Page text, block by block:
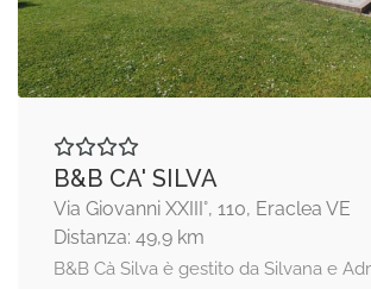
B&B CA' SILVA
Via Giovanni XXIII°, 110, Eraclea VE
Distanza: 49,9 km
B&B Cà Silva è gestito da Silvana e